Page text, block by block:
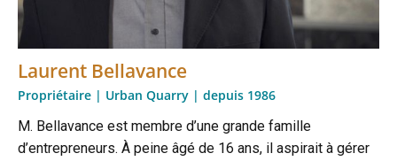
Laurent Bellavance
Propriétaire | Urban Quarry | depuis 1986
M. Bellavance est membre d’une grande famille
d’entrepreneurs. À peine âgé de 16 ans, il aspirait à gérer